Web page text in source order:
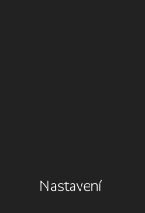
Nastavení